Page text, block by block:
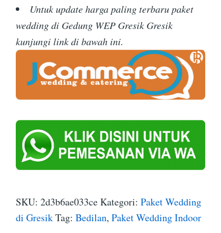
Untuk update harga paling terbaru paket
wedding di Gedung WEP Gresik Gresik
kunjungi link di bawah ini.
SKU: 2d3b6ae033ceKategori: Paket Wedding
di GresikTag: Bedilan, Paket Wedding Indoor